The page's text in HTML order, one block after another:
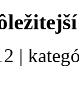
|